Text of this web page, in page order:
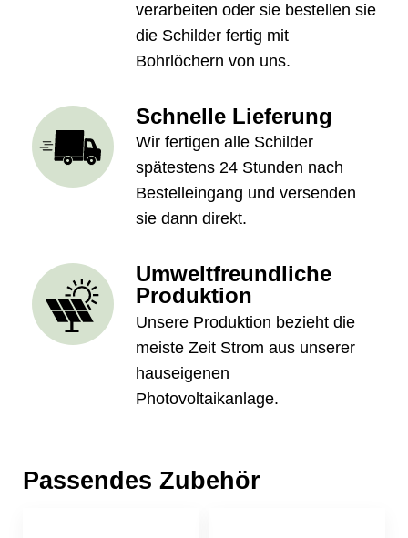
verarbeiten oder sie bestellen sie
die Schilder fertig mit
Bohrlöchern von uns.
Schnelle Lieferung
Wir fertigen alle Schilder
spätestens 24 Stunden nach
Bestelleingang und versenden
sie dann direkt.
Umweltfreundliche
Produktion
Unsere Produktion bezieht die
meiste Zeit Strom aus unserer
hauseigenen
Photovoltaikanlage.
Passendes Zubehör